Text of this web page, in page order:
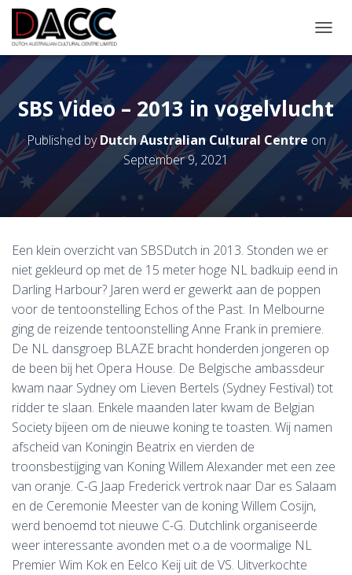
SBS Video – 2013 in vogelvlucht
Published byDutch Australian Cultural Centre on
September 9, 2021
Een klein overzicht van SBSDutch in 2013. Stonden we er
niet gekleurd op met de 15 meter hoge NL badkuip eend in
Darling Harbour? Jaren werd er gewerkt aan de poppen
voor de tentoonstelling Echos of the Past. In Melbourne
ging de reizende tentoonstelling Anne Frank in premiere.
De NL dansgroep BLAZE bracht honderden jongeren op
de been bij het Opera House. De Belgische ambassdeur
kwam naar Sydney om Lieven Bertels (Sydney Festival) tot
ridder te slaan. Enkele maanden later kwam de Belgian
Society bijeen om de nieuwe koning te toasten. Wij namen
afscheid van Koningin Beatrix en vierden de
troonsbestijging van Koning Willem Alexander met een zee
van oranje. C-G Jaap Frederick vertrok naar Dar es Salaam
en de Ceremonie Meester van de koning Willem Cosijn,
werd benoemd tot nieuwe C-G. Dutchlink organiseerde
weer interessante avonden met o.a de voormalige NL
Premier Wim Kok en Eelco Keij uit de VS. Uitverkochte